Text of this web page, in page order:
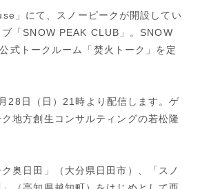
」にて、スノーピークが開設してい
「SNOW PEAK CLUB」。SNOW
式トークルーム「焚火トーク」を定
28日（日）21時より配信します。ゲ
地方創生コンサルティングの若松隆
奥日田」（大分県日田市）、「スノ